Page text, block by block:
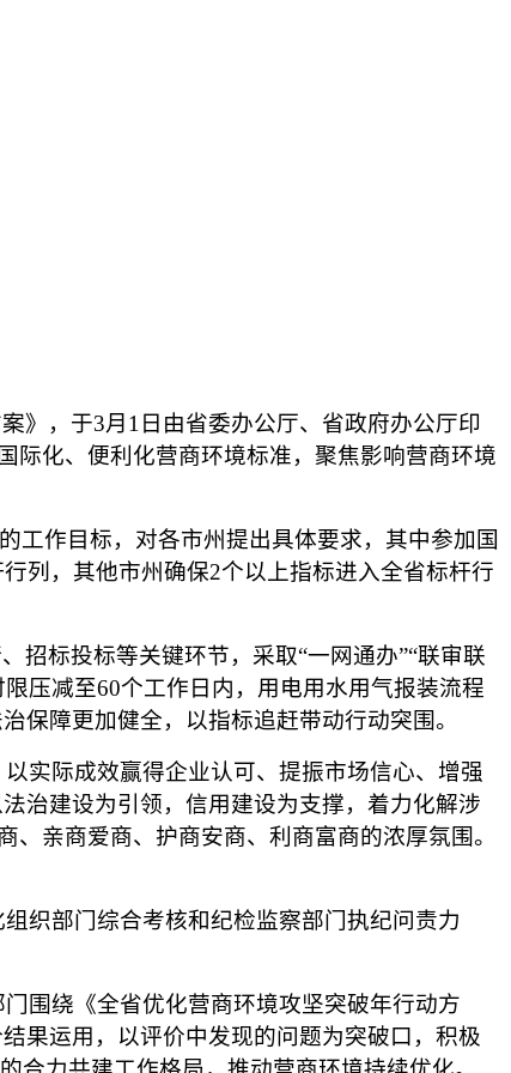
》，于3月1日由省委办公厅、省政府办公厅印
际化、便利化营商环境标准，聚焦影响营商环境
工作目标，对各市州提出具体要求，其中参加国
列，其他市州确保2个以上指标进入全省标杆行
招标投标等关键环节，采取“一网通办”“联审联
压减至60个工作日内，用电用水用气报装流程
保障更加健全，以指标追赶带动行动突围。
实际成效赢得企业认可、提振市场信心、增强
治建设为引领，信用建设为支撑，着力化解涉
亲商爱商、护商安商、利商富商的浓厚氛围。
织部门综合考核和纪检监察部门执纪问责力
围绕《全省优化营商环境攻坚突破年行动方
果运用，以评价中发现的问题为突破口，积极